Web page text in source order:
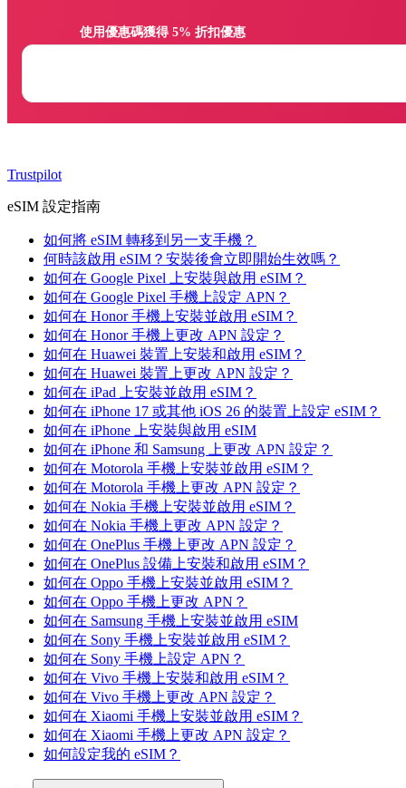
Trustpilot
eSIM 設定指南
如何將 eSIM 轉移到另一支手機？
何時該啟用 eSIM？安裝後會立即開始生效嗎？
如何在 Google Pixel 上安裝與啟用 eSIM？
如何在 Google Pixel 手機上設定 APN？
如何在 Honor 手機上安裝並啟用 eSIM？
如何在 Honor 手機上更改 APN 設定？
如何在 Huawei 裝置上安裝和啟用 eSIM？
如何在 Huawei 裝置上更改 APN 設定？
如何在 iPad 上安裝並啟用 eSIM？
如何在 iPhone 17 或其他 iOS 26 的裝置上設定 eSIM？
如何在 iPhone 上安裝與啟用 eSIM
如何在 iPhone 和 Samsung 上更改 APN 設定？
如何在 Motorola 手機上安裝並啟用 eSIM？
如何在 Motorola 手機上更改 APN 設定？
如何在 Nokia 手機上安裝並啟用 eSIM？
如何在 Nokia 手機上更改 APN 設定？
如何在 OnePlus 手機上更改 APN 設定？
如何在 OnePlus 設備上安裝和啟用 eSIM？
如何在 Oppo 手機上安裝並啟用 eSIM？
如何在 Oppo 手機上更改 APN？
如何在 Samsung 手機上安裝並啟用 eSIM
如何在 Sony 手機上安裝並啟用 eSIM？
如何在 Sony 手機上設定 APN？
如何在 Vivo 手機上安裝和啟用 eSIM？
如何在 Vivo 手機上更改 APN 設定？
如何在 Xiaomi 手機上安裝並啟用 eSIM？
如何在 Xiaomi 手機上更改 APN 設定？
如何設定我的 eSIM？